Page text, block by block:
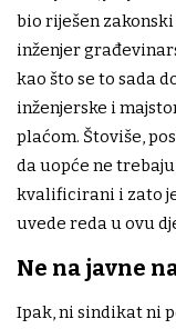
bio riješen
inženjer
kao što se to sada
inženjerske i
plaćom. Štoviše,
da uopće ne
kvalificirani i zato
uvede reda u ovu
Ne na javne
Ipak, ni sindikat ni